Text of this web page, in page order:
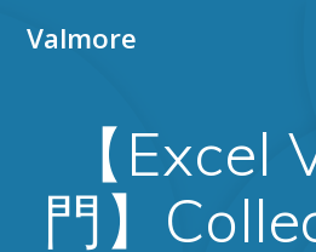
Valmore
【Excel
門】